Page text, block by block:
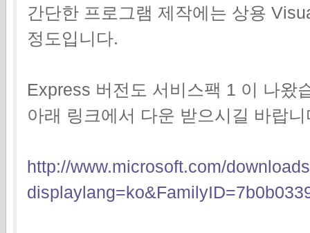
간단한 프로그램 제작에는 상용
정도입니다.
Express 버전도 서비스팩 1 이 나왔
아래 링크에서 다운 받으시길 바랍니
http://www.microsoft.com/